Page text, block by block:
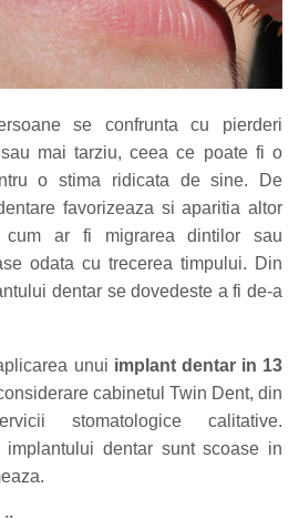
se confrunta cu pierderi
mai tarziu, ceea ce poate fi o
o stima ridicata de sine. De
favorizeaza si aparitia altor
cum ar fi migrarea dintilor sau
odata cu trecerea timpului. Din
dentar se dovedeste a fi de-a
unui implant dentar in 13
cabinetul Twin Dent, din
stomatologice calitative.
dentar sunt scoase in